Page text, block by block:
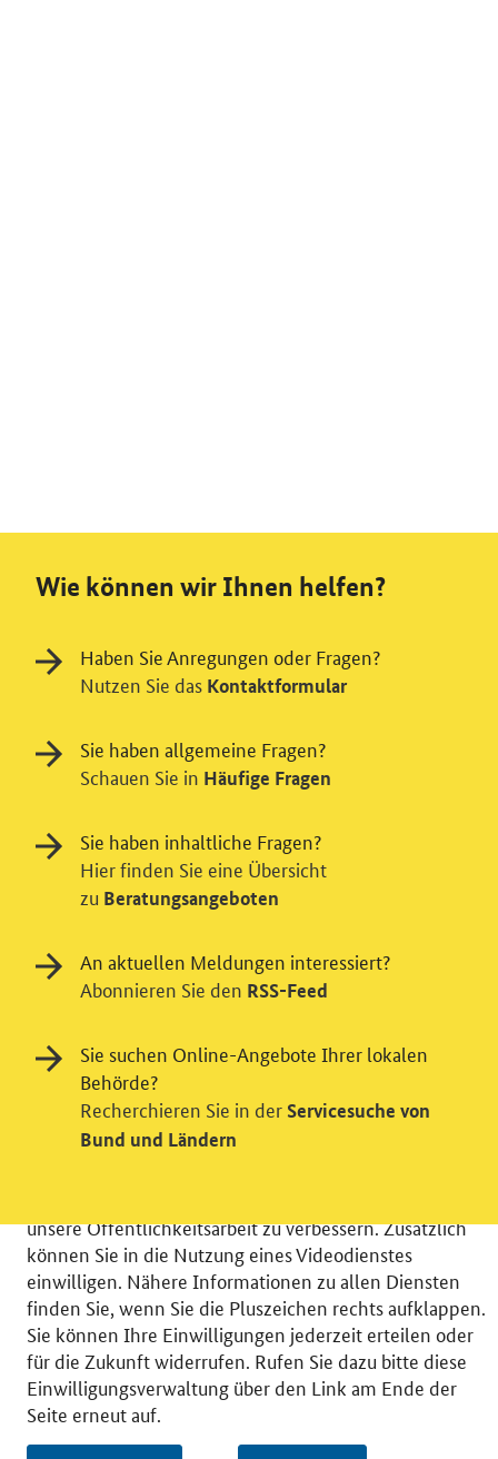
© 2026 Bundesministerium für Wirtschaft und Energie
RSS
Benutzerhinweise
Inhaltsverzeichnis
Impressum
Barrierefreiheit
Datenschutz
Einwilligungsverwaltung
Einwilligung in Tracking und / oder
Videodienst
Wir bitten Sie an dieser Stelle um Ihre Einwilligung für
verschiedene Zusatzdienste unserer Webseite: Wir
unsere Öffentlichkeitsarbeit zu verbessern. Zusätzlich
können Sie in die Nutzung eines Videodienstes
einwilligen. Nähere Informationen zu allen Diensten
finden Sie, wenn Sie die Pluszeichen rechts aufklappen.
Sie können Ihre Einwilligungen jederzeit erteilen oder
für die Zukunft widerrufen. Rufen Sie dazu bitte diese
Einwilligungsverwaltung über den Link am Ende der
Seite erneut auf.
Wie können wir Ihnen helfen?
Haben Sie Anregungen oder Fragen?
Nutzen Sie das Kontaktformular
Sie haben allgemeine Fragen?
Schauen Sie in Häufige Fragen
Sie haben inhaltliche Fragen?
Hier finden Sie eine Übersicht
zu Beratungsangeboten
An aktuellen Meldungen interessiert?
Abonnieren Sie den RSS-Feed
Sie suchen Online-Angebote Ihrer lokalen
Behörde?
Recherchieren Sie in der Servicesuche von
Bund und Ländern